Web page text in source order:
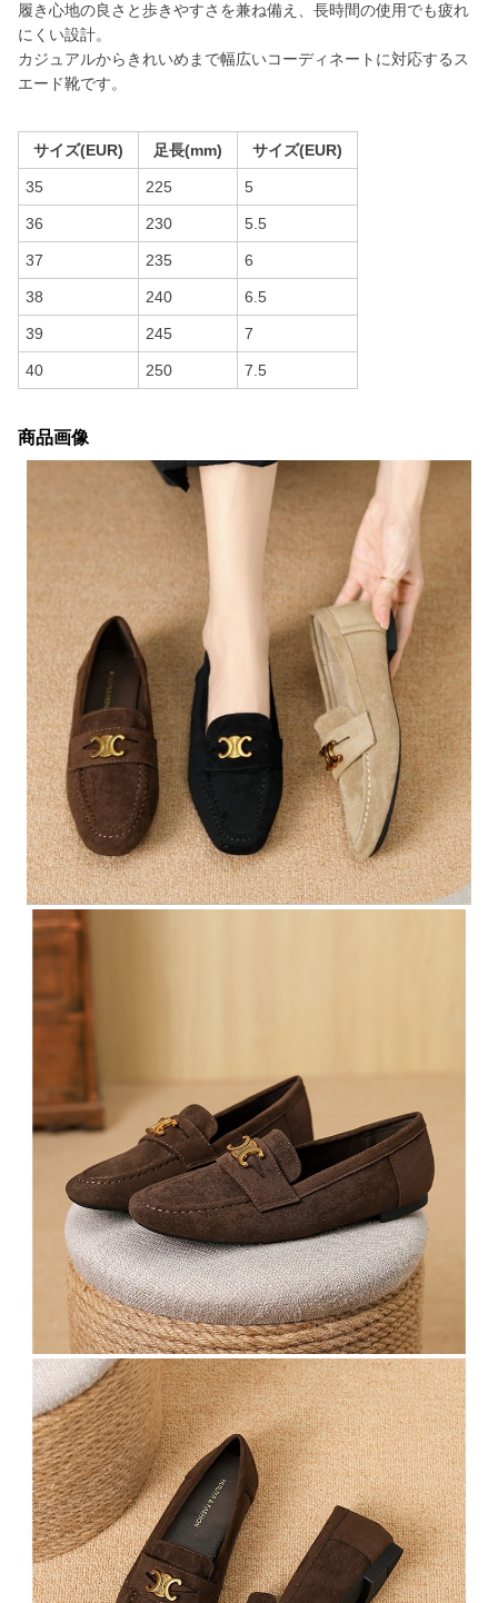
履き心地の良さと歩きやすさを兼ね備え、長時間の使用でも疲れ
にくい設計。
カジュアルからきれいめまで幅広いコーディネートに対応するス
エード靴です。
サイズ(EUR) 足長(mm) サイズ(EUR)
35 225 5
36 230 5.5
37 235 6
38 240 6.5
39 245 7
40 250 7.5
商品画像